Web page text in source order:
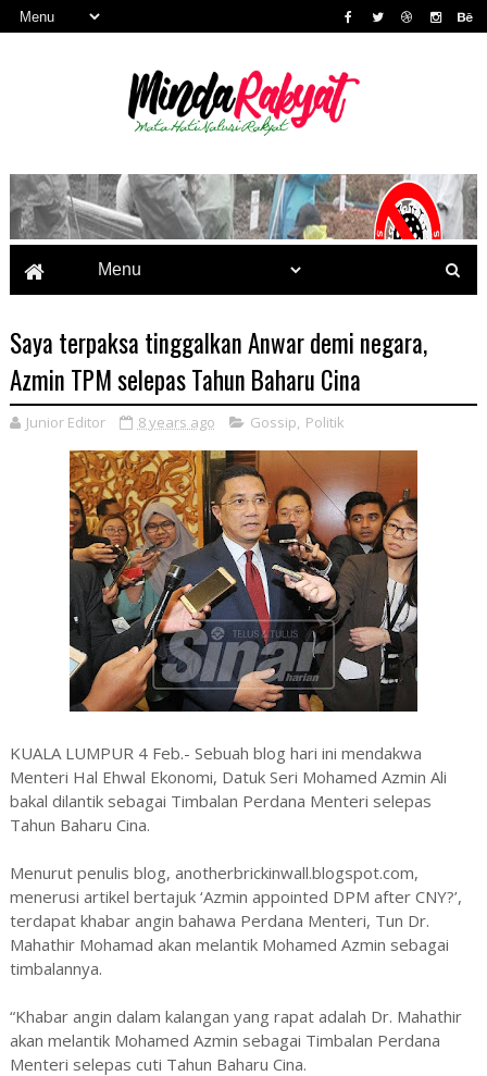
Saya terpaksa tinggalkan Anwar demi negara,
Azmin TPM selepas Tahun Baharu Cina
Junior Editor 8 years ago Gossip Politik
KUALA LUMPUR 4 Feb.- Sebuah blog hari ini mendakwa
Menteri Hal Ehwal Ekonomi, Datuk Seri Mohamed Azmin Ali
bakal dilantik sebagai Timbalan Perdana Menteri selepas
Tahun Baharu Cina.
Menurut penulis blog, anotherbrickinwall.blogspot.com,
menerusi artikel bertajuk ‘Azmin appointed DPM after CNY?’,
terdapat khabar angin bahawa Perdana Menteri, Tun Dr.
Mahathir Mohamad akan melantik Mohamed Azmin sebagai
timbalannya.
“Khabar angin dalam kalangan yang rapat adalah Dr. Mahathir
akan melantik Mohamed Azmin sebagai Timbalan Perdana
Menteri selepas cuti Tahun Baharu Cina.